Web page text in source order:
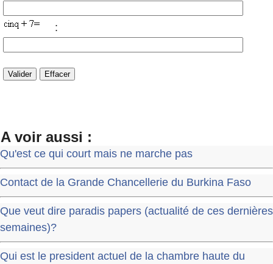
:
A voir aussi :
Qu'est ce qui court mais ne marche pas
Contact de la Grande Chancellerie du Burkina Faso
Que veut dire paradis papers (actualité de ces dernières
semaines)?
Qui est le president actuel de la chambre haute du